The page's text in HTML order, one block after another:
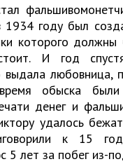
году был
которого должны
И год
любовница,
обыска были
денег и
удалось
к 15
5 лет за побег из-